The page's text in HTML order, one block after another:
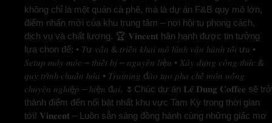
không chỉ là một quán cà phê, mà là dự án F&B quy mô lớn,
điểm nhấn mới của khu trung tâm – nơi hội tụ phong cách,
dịch vụ và chất lượng. 🏆 𝐕𝐢𝐧𝐜𝐞𝐧𝐭 hân hạnh được tin tưởng
lựa chọn để: • 𝑇ư 𝑣𝑎̂́𝑛 & 𝑡𝑟𝑖𝑒̂̉𝑛 𝑘ℎ𝑎𝑖 𝑚𝑜̂ ℎ𝑖̀𝑛ℎ 𝑣𝑎̣̂𝑛 ℎ𝑎̀𝑛ℎ 𝑡𝑜̂́𝑖 ư𝑢 •
𝑆𝑒𝑡𝑢𝑝 𝑚𝑎́𝑦 𝑚𝑜́𝑐 – 𝑡ℎ𝑖𝑒̂́𝑡 𝑏𝑖̣ – 𝑛𝑔𝑢𝑦𝑒̂𝑛 𝑙𝑖ệ𝑢 • 𝑋𝑎̂𝑦 𝑑𝑢̛̣𝑛𝑔 𝑐𝑜̂𝑛𝑔 𝑡ℎ𝑢̛́𝑐 &
𝑞𝑢𝑦 𝑡𝑟𝑖̀𝑛ℎ 𝑐ℎ𝑢𝑎̂̉𝑛 ℎ𝑜́𝑎 • 𝑇𝑟𝑎𝑖𝑛𝑖𝑛𝑔 đ𝑎̀𝑜 𝑡𝑎̣𝑜 𝑝ℎ𝑎 𝑐ℎ𝑒̂́ 𝑚𝑜́𝑛 𝑢𝑜̂́𝑛𝑔
𝑐ℎ𝑢𝑦𝑒̂𝑛 𝑛𝑔ℎ𝑖ệ𝑝 – ℎ𝑖ệ𝑛 đ𝑎̣𝑖. 🌷Chúc dự án 𝐋𝐞̂ 𝐃𝐮𝐧𝐠 𝐂𝐨𝐟𝐟𝐞𝐞 sẽ trở
thành điểm đến nổi bật nhất khu vực Tam Kỳ trong thời gian
tới! 𝐕𝐢𝐧𝐜𝐞𝐧𝐭 – Luôn sẵn sàng đồng hành cùng những giấc mơ